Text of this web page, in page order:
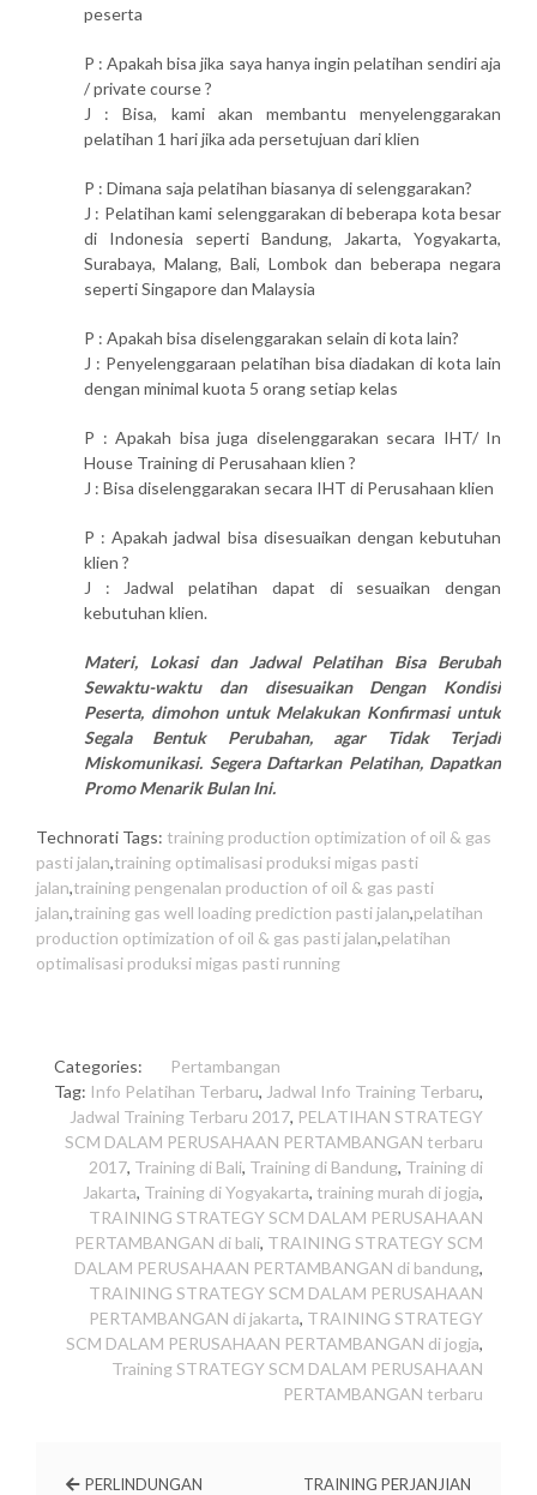
peserta
P : Apakah bisa jika saya hanya ingin pelatihan sendiri aja
/ private course ?
J : Bisa, kami akan membantu menyelenggarakan
pelatihan 1 hari jika ada persetujuan dari klien
P : Dimana saja pelatihan biasanya di selenggarakan?
J : Pelatihan kami selenggarakan di beberapa kota besar
di Indonesia seperti Bandung, Jakarta, Yogyakarta,
Surabaya, Malang, Bali, Lombok dan beberapa negara
seperti Singapore dan Malaysia
P : Apakah bisa diselenggarakan selain di kota lain?
J : Penyelenggaraan pelatihan bisa diadakan di kota lain
dengan minimal kuota 5 orang setiap kelas
P : Apakah bisa juga diselenggarakan secara IHT/ In
House Training di Perusahaan klien ?
J : Bisa diselenggarakan secara IHT di Perusahaan klien
P : Apakah jadwal bisa disesuaikan dengan kebutuhan
klien ?
J : Jadwal pelatihan dapat di sesuaikan dengan
kebutuhan klien.
Materi, Lokasi dan Jadwal Pelatihan Bisa Berubah
Sewaktu-waktu dan disesuaikan Dengan Kondisi
Peserta, dimohon untuk Melakukan Konfirmasi untuk
Segala Bentuk Perubahan, agar Tidak Terjadi
Miskomunikasi. Segera Daftarkan Pelatihan, Dapatkan
Promo Menarik Bulan Ini.
Technorati Tags: training production optimization of oil & gas
pasti jalan,training optimalisasi produksi migas pasti
jalan,training pengenalan production of oil & gas pasti
jalan,training gas well loading prediction pasti jalan,pelatihan
production optimization of oil & gas pasti jalan,pelatihan
optimalisasi produksi migas pasti running
Categories:
Pertambangan
Tag: Info Pelatihan Terbaru, Jadwal Info Training Terbaru,
Jadwal Training Terbaru 2017, PELATIHAN STRATEGY
SCM DALAM PERUSAHAAN PERTAMBANGAN terbaru
2017, Training di Bali, Training di Bandung, Training di
Jakarta, Training di Yogyakarta, training murah di jogja,
TRAINING STRATEGY SCM DALAM PERUSAHAAN
PERTAMBANGAN di bali, TRAINING STRATEGY SCM
DALAM PERUSAHAAN PERTAMBANGAN di bandung,
TRAINING STRATEGY SCM DALAM PERUSAHAAN
PERTAMBANGAN di jakarta, TRAINING STRATEGY
SCM DALAM PERUSAHAAN PERTAMBANGAN di jogja,
Training STRATEGY SCM DALAM PERUSAHAAN
PERTAMBANGAN terbaru
PERLINDUNGAN TRAINING PERJANJIAN